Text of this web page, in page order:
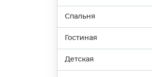
Спальня
Гостиная
Детская